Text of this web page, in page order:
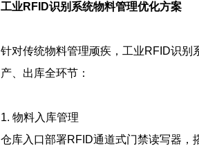
工业RFID识别系统物料管理优化方案
针对传统物料管理顽疾，工业RFID识别
产、出库全环节：
1. 物料入库管理
仓库入口部署RFID通道式门禁读写器，